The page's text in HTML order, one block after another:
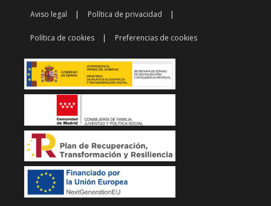
Aviso legal Política de privacidad
Política de cookies Preferencias de cookies